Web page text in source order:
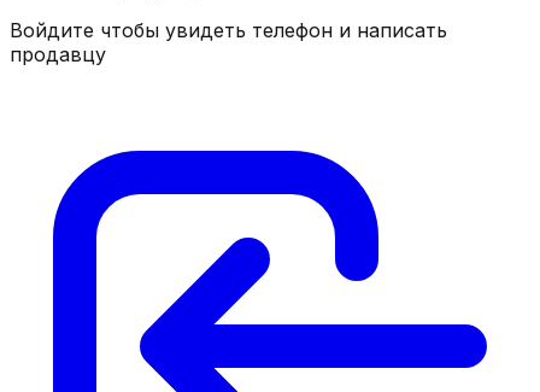
Войдите чтобы увидеть телефон и написать
продавцу